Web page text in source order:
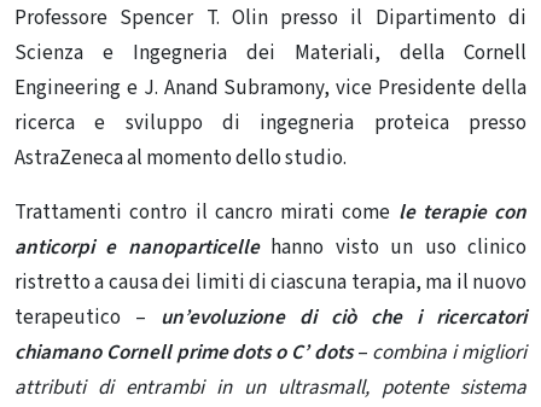
Professore Spencer T. Olin presso il Dipartimento di
Scienza e Ingegneria dei Materiali, della Cornell
Engineering e J. Anand Subramony, vice Presidente della
ricerca e sviluppo di ingegneria proteica presso
AstraZeneca al momento dello studio.
Trattamenti contro il cancro mirati come le terapie con
anticorpi e nanoparticellehanno visto un uso clinico
ristretto a causa dei limiti di ciascuna terapia, ma il nuovo
terapeutico – un’evoluzione di ciò che i ricercatori
chiamano Cornell prime dots o C’ dots– combina i migliori
attributi di entrambi in un ultrasmall, potente sistema